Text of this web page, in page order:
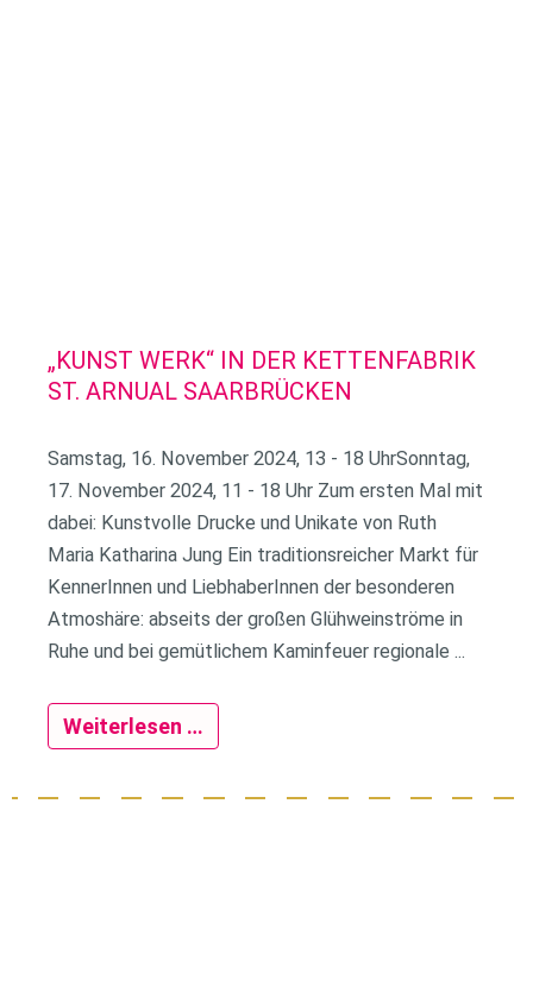
„KUNST WERK“ IN DER KETTENFABRIK
ST. ARNUAL SAARBRÜCKEN
Samstag, 16. November 2024, 13 - 18 UhrSonntag,
17. November 2024, 11 - 18 Uhr Zum ersten Mal mit
dabei: Kunstvolle Drucke und Unikate von Ruth
Maria Katharina Jung Ein traditionsreicher Markt für
KennerInnen und LiebhaberInnen der besonderen
Atmoshäre: abseits der großen Glühweinströme in
Ruhe und bei gemütlichem Kaminfeuer regionale ...
Weiterlesen …